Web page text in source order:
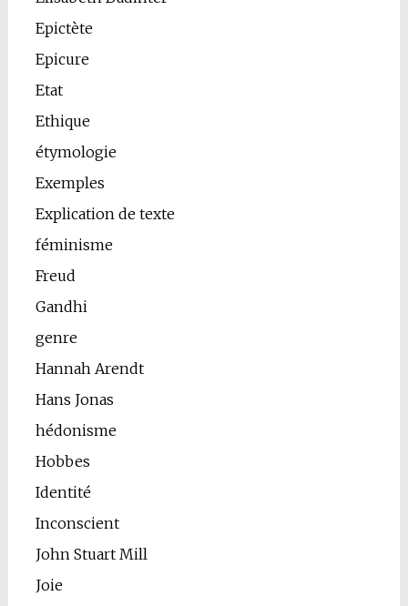
Epictète
Epicure
Etat
Ethique
étymologie
Exemples
Explication de texte
féminisme
Freud
Gandhi
genre
Hannah Arendt
Hans Jonas
hédonisme
Hobbes
Identité
Inconscient
John Stuart Mill
Joie